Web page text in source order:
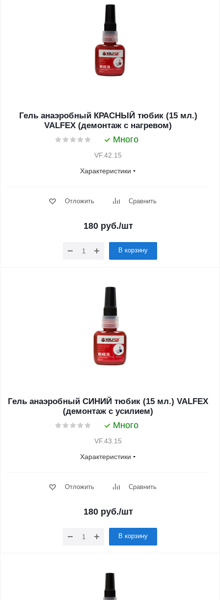
Гель анаэробный КРАСНЫЙ тюбик (15 мл.)
VALFEX (демонтаж с нагревом)
Много
VF.42.15
Характеристики
Отложить Сравнить
180 руб./шт
В корзину
Гель анаэробный СИНИЙ тюбик (15 мл.) VALFEX
(демонтаж с усилием)
Много
VF.43.15
Характеристики
Отложить Сравнить
180 руб./шт
В корзину